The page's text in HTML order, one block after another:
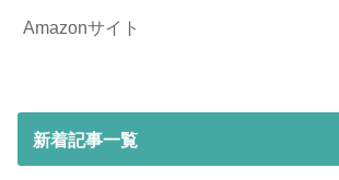
Amazonサイト
新着記事一覧